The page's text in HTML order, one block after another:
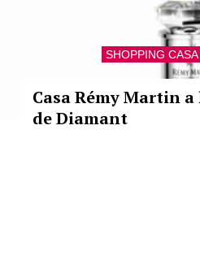
SHOPPING
Casa Rémy Martin
de Diamant